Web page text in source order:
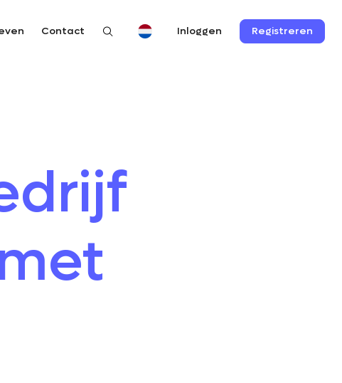
Contact Inloggen Registreren